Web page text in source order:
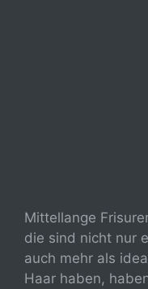
Mittellange
die sind nicht nur
auch mehr als
Haar haben,